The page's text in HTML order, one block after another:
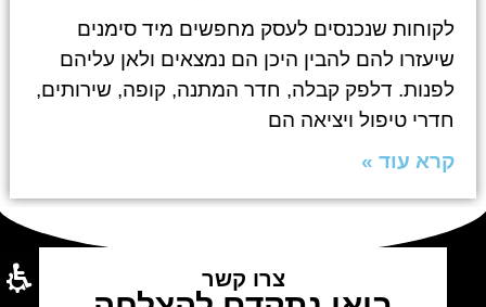
לקוחות שנכנסים לעסק מחפשים מיד סימנים
שיעזרו להם להבין היכן הם נמצאים ולאן עליהם
לפנות. דלפק קבלה, חדר המתנה, קופה, שירותים,
חדרי טיפול ויציאה הם
קרא עוד »
צרו קשר